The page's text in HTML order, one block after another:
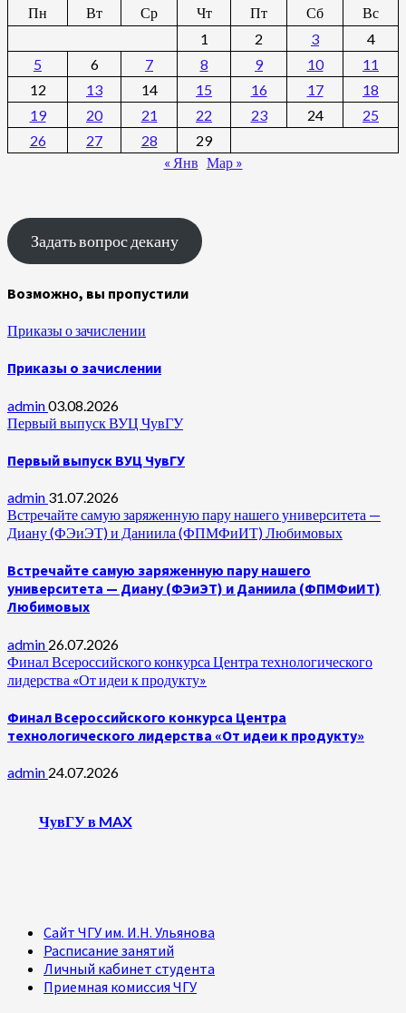
Пн
Вт Ср Чт Пт Сб
Вс
1
2 3
4
5
6 7 8 9 10
11
12
13 14 15 16 17
18
19
20 21 22 23 24
25
26
27 28
29
« Янв Мар »
Задать вопрос декану
Возможно, вы пропустили
Приказы о зачислении
Приказы о зачислении
admin03.08.2026
Первый выпуск ВУЦ ЧувГУ
Первый выпуск ВУЦ ЧувГУ
admin 31.07.2026
Встречайте самую заряженную пару нашего университета —
Диану (ФЭиЭТ) и Даниила (ФПМФиИТ) Любимовых
Встречайте самую заряженную пару нашего
университета — Диану (ФЭиЭТ) и Даниила (ФПМФиИТ)
Любимовых
admin 26.07.2026
Финал Всероссийского конкурса Центра технологического
лидерства «От идеи к продукту»
Финал Всероссийского конкурса Центра
технологического лидерства «От идеи к продукту»
admin 24.07.2026
ЧувГУ в MAX
Сайт ЧГУ им. И.Н. Ульянова
Расписание занятий
Личный кабинет студента
Приемная комиссия ЧГУ